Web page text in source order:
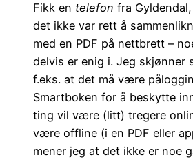
Fikk en telefon fra
det ikke var rett å
med en PDF på nettbrett –
delvis er enig i. Jeg skjønner
f.eks. at det må være
Smartboken for å beskytte
ting vil være (litt) tregere
være offline (i en PDF eller
mener jeg at det ikke er noe